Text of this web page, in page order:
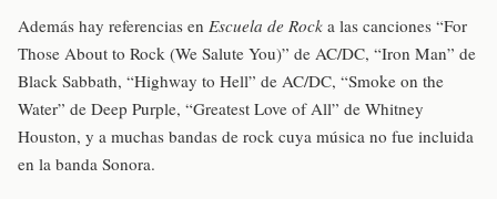
Además hay referencias en Escuela de Rock a las canciones “For
Those About to Rock (We Salute You)” de AC/DC, “Iron Man” de
Black Sabbath, “Highway to Hell” de AC/DC, “Smoke on the
Water” de Deep Purple, “Greatest Love of All” de Whitney
Houston, y a muchas bandas de rock cuya música no fue incluida
en la banda Sonora.